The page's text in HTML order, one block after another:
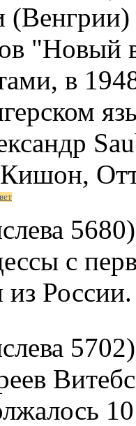
(Венгрии)
"Новый
в
с
из России.